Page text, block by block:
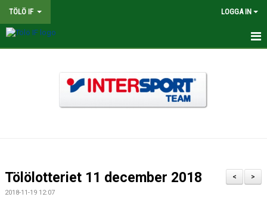
TÖLÖ IF LOGGA IN
MATCHER
>
<
Tölölotteriet 11 december 2018
2018-11-19 12:07